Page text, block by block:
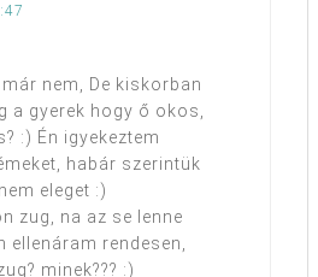
nem, De kiskorban
a gyerek hogy ő okos,
:) Én igyekeztem
habár szerintük
eleget :)
zug, na az se lenne
ellenáram rendesen,
minek??? :)